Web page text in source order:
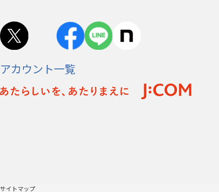
アカウント一覧
サイトマップ